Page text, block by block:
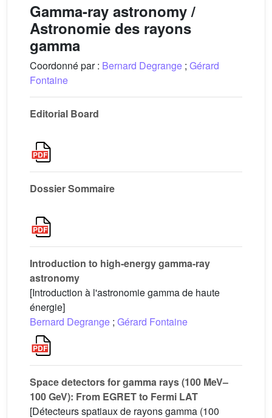
Gamma-ray astronomy /
Astronomie des rayons
gamma
Coordonné par : Bernard Degrange ; Gérard
Fontaine
Editorial Board
Dossier Sommaire
Introduction to high-energy gamma-ray
astronomy
[Introduction à l'astronomie gamma de haute
énergie]
Bernard Degrange ; Gérard Fontaine
Space detectors for gamma rays (100 MeV–
100 GeV): From EGRET to Fermi LAT
[Détecteurs spatiaux de rayons gamma (100